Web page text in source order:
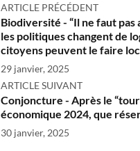
ARTICLE PRÉCÉDENT
Biodiversité - “Il ne faut
les politiques changent de
citoyens peuvent le faire
29 janvier, 2025
ARTICLE SUIVANT
Conjoncture - Après le
économique 2024, que
30 janvier, 2025